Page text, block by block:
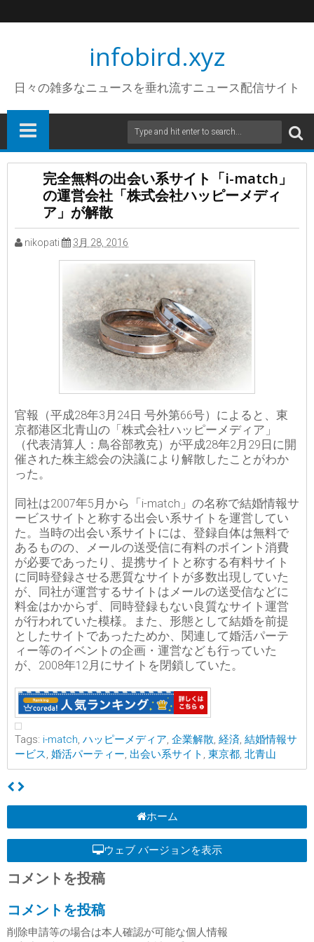
infobird.xyz
日々の雑多なニュースを垂れ流すニュース配信サイト
完全無料の出会い系サイト「i-match」
の運営会社「株式会社ハッピーメディ
ア」が解散
nikopati 3月 28, 2016
官報（平成28年3月24日 号外第66号）によると、東
京都港区北青山の「株式会社ハッピーメディア」
（代表清算人：鳥谷部教克）が平成28年2月29日に開
催された株主総会の決議により解散したことがわか
った。
同社は2007年5月から「i-match」の名称で結婚情報サ
ービスサイトと称する出会い系サイトを運営してい
た。当時の出会い系サイトには、登録自体は無料で
あるものの、メールの送受信に有料のポイント消費
が必要であったり、提携サイトと称する有料サイト
に同時登録させる悪質なサイトが多数出現していた
が、同社が運営するサイトはメールの送受信などに
料金はかからず、同時登録もない良質なサイト運営
が行われていた模様。また、形態として結婚を前提
としたサイトであったためか、関連して婚活パーテ
ィー等のイベントの企画・運営なども行っていた
が、2008年12月にサイトを閉鎖していた。
Tags: i-match, ハッピーメディア, 企業解散, 経済, 結婚情報サ
ービス, 婚活パーティー, 出会い系サイト , 東京都, 北青山
ホーム
ウェブ バージョンを表示
コメントを投稿
コメントを投稿
削除申請等の場合は本人確認が可能な個人情報